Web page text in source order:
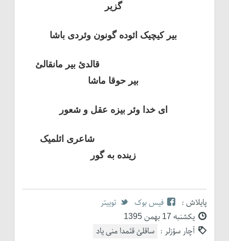
گزیر
بیر کیچیک ائوده گونون وئردی باشا
قالدئ بیر مانقالئ
بیر حوقا ماشا
ای خدا وئر بیزه عقل و شعور
شاعری ائلمیک
زینده به گور
پایلاش : فیس بوک
توییتر
یکشنبه 17 بهمن 1395
آچار سؤزلر : ساقلئ قئمدا منی یاد